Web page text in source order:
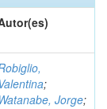
Valentina;
Jorge;